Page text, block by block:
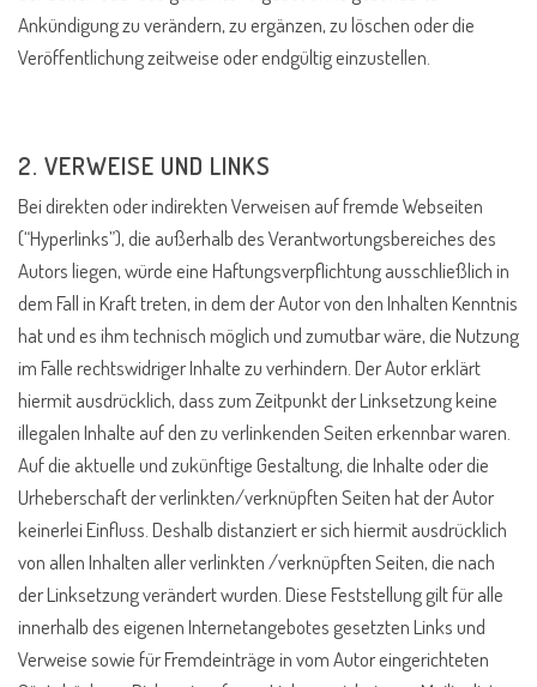
Ankündigung zu verändern, zu ergänzen, zu löschen oder die
Veröffentlichung zeitweise oder endgültig einzustellen.
2. VERWEISE UND LINKS
Bei direkten oder indirekten Verweisen auf fremde Webseiten
(“Hyperlinks”), die außerhalb des Verantwortungsbereiches des
Autors liegen, würde eine Haftungsverpflichtung ausschließlich in
dem Fall in Kraft treten, in dem der Autor von den Inhalten Kenntnis
hat und es ihm technisch möglich und zumutbar wäre, die Nutzung
im Falle rechtswidriger Inhalte zu verhindern. Der Autor erklärt
hiermit ausdrücklich, dass zum Zeitpunkt der Linksetzung keine
illegalen Inhalte auf den zu verlinkenden Seiten erkennbar waren.
Auf die aktuelle und zukünftige Gestaltung, die Inhalte oder die
Urheberschaft der verlinkten/verknüpften Seiten hat der Autor
keinerlei Einfluss. Deshalb distanziert er sich hiermit ausdrücklich
von allen Inhalten aller verlinkten /verknüpften Seiten, die nach
der Linksetzung verändert wurden. Diese Feststellung gilt für alle
innerhalb des eigenen Internetangebotes gesetzten Links und
Verweise sowie für Fremdeinträge in vom Autor eingerichteten